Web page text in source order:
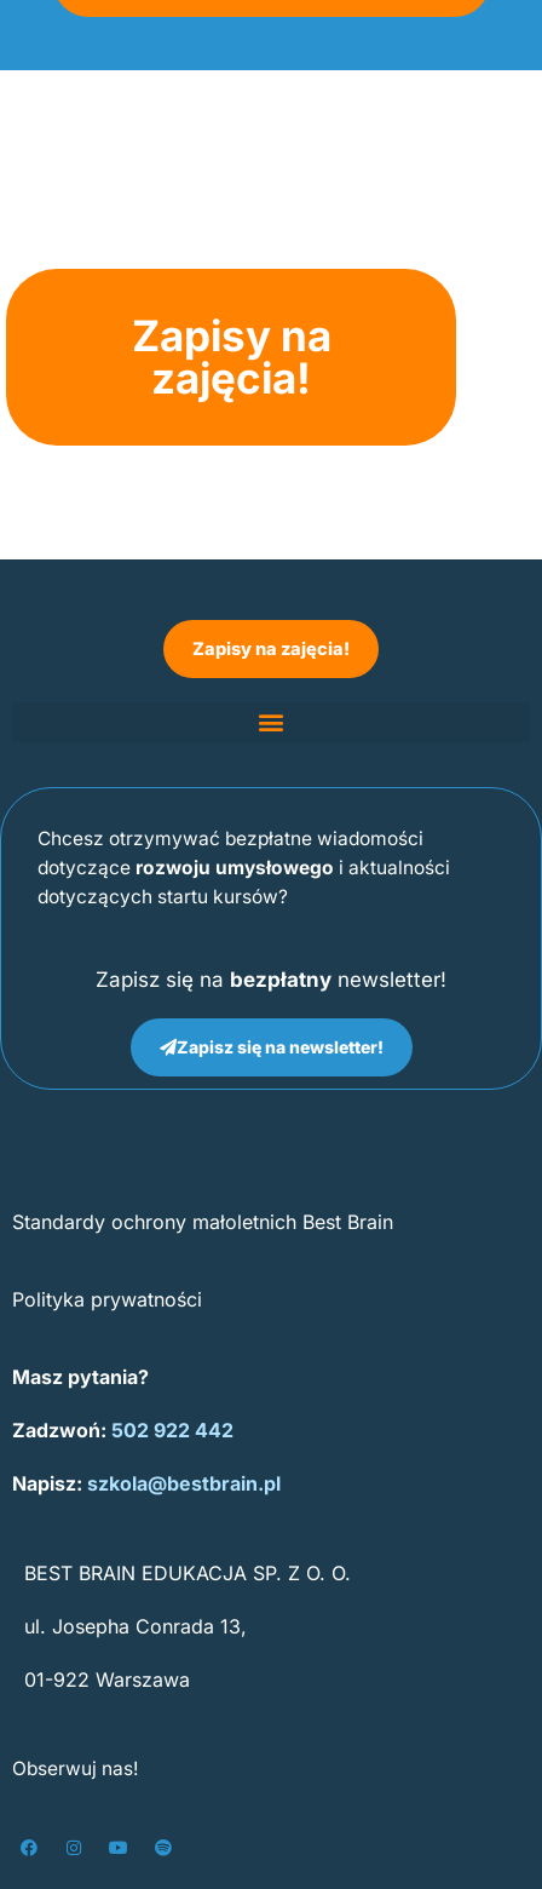
Zapisy na
zajęcia!
Zapisy na zajęcia!
Chcesz otrzymywać bezpłatne wiadomości
dotyczące rozwoju umysłowego i aktualności
dotyczących startu kursów?
Zapisz się na bezpłatny newsletter!
Zapisz się na newsletter!
Standardy ochrony małoletnich Best Brain
Polityka prywatności
Masz pytania?
Zadzwoń: 502 922 442
Napisz: szkola@bestbrain.pl
BEST BRAIN EDUKACJA SP. Z O. O.
ul. Josepha Conrada 13,
01-922 Warszawa
Obserwuj nas!
F
a
I
n
Y
o
S
p